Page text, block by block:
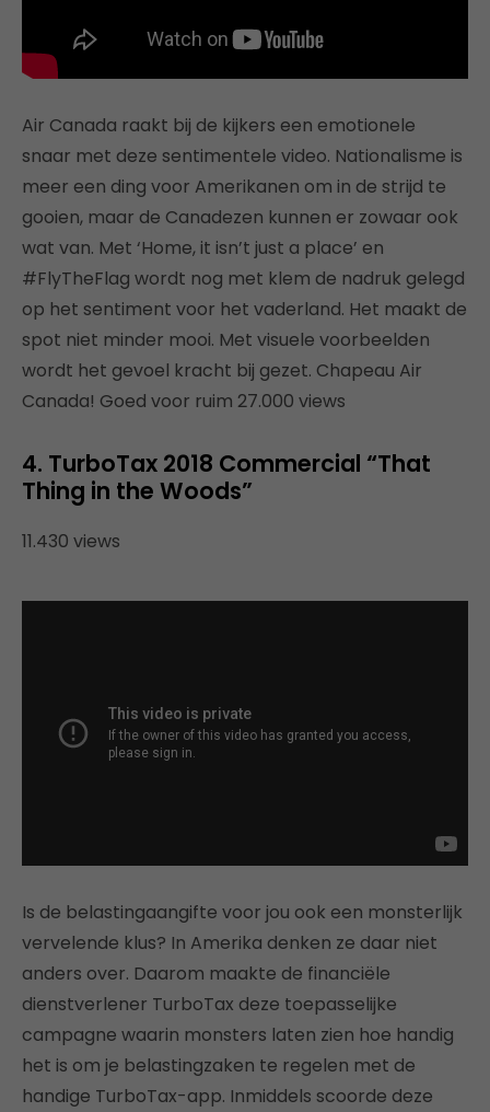
Air Canada raakt bij de kijkers een emotionele
snaar met deze sentimentele video. Nationalisme is
meer een ding voor Amerikanen om in de strijd te
gooien, maar de Canadezen kunnen er zowaar ook
wat van. Met ‘Home, it isn’t just a place’ en
#FlyTheFlag wordt nog met klem de nadruk gelegd
op het sentiment voor het vaderland. Het maakt de
spot niet minder mooi. Met visuele voorbeelden
wordt het gevoel kracht bij gezet. Chapeau Air
Canada! Goed voor ruim 27.000 views
4. TurboTax 2018 Commercial “That
Thing in the Woods”
11.430 views
Is de belastingaangifte voor jou ook een monsterlijk
vervelende klus? In Amerika denken ze daar niet
anders over. Daarom maakte de financiële
dienstverlener TurboTax deze toepasselijke
campagne waarin monsters laten zien hoe handig
het is om je belastingzaken te regelen met de
handige TurboTax-app. Inmiddels scoorde deze